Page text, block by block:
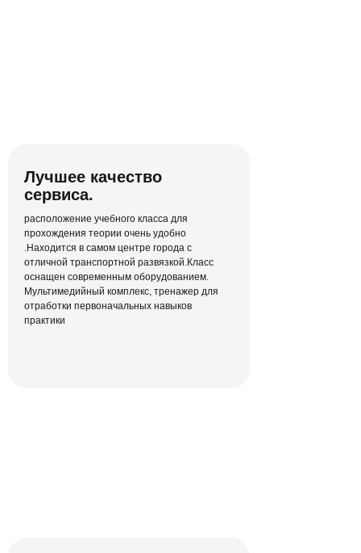
Лучшее качество
сервиса.
расположение учебного класса для
прохождения теории очень удобно
.Находится в самом центре города с
отличной транспортной развязкой.Класс
оснащен современным оборудованием.
Мультимедийный комплекс, тренажер для
отработки первоначальных навыков
практики